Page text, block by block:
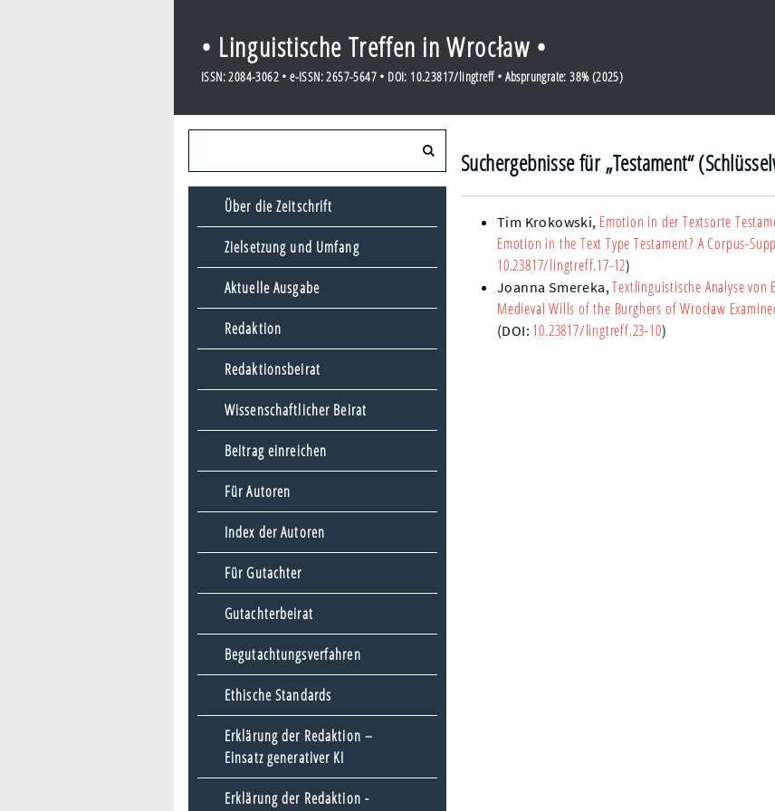
• Linguistische Treffen in Wrocław •
ISSN: 2084-3062 • e-ISSN: 2657-5647 • DOI: 10.23817/lingtreff • Absprungrate: 38% (2025)
Über die Zeitschrift
Zielsetzung und Umfang
Aktuelle Ausgabe
Redaktion
Redaktionsbeirat
Wissenschaftlicher Beirat
Beitrag einreichen
Für Autoren
Index der Autoren
Für Gutachter
Gutachterbeirat
Begutachtungsverfahren
Ethische Standards
Erklärung der Redaktion –
Einsatz generativer KI
Erklärung der Redaktion -
Suchergebnisse für „Testament“
Tim Krokowski, Emotion in der Textsorte
Emotion in the Text Type Testament? A Corpus-
10.23817/lingtreff.17-12)
Joanna Smereka,Textlinguistische Analyse
Medieval Wills of the Burghers of Wrocław
(DOI: 10.23817/lingtreff.23-10)